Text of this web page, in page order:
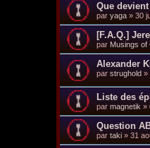
Que
par yaga » 30
[F.A.Q.]
par Musings of
Alexander
par strughold »
Liste des
par magnetik »
Question
par taki » 31